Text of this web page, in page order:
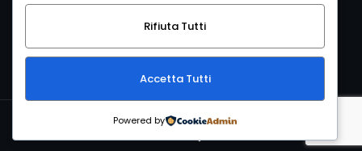
Copyright © 1999-2026Mediares S.c.PI 07341730013 - [
Rifiuta Tutti
Accetta Tutti
Powered by